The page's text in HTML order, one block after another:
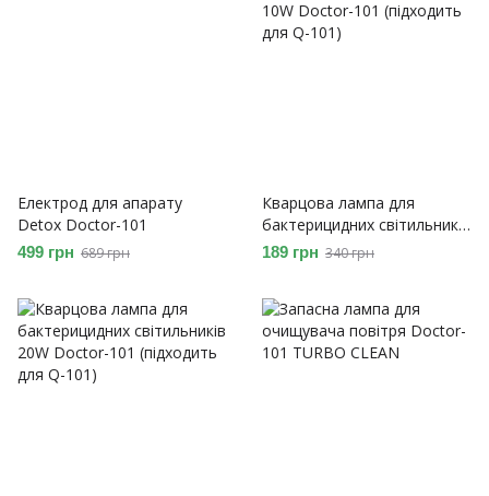
Електрод для апарату
Detox Doctor-101
499 грн 689 грн
Кварцова лампа для
бактерицидних світильників
10W Doctor-101 (підходить
для Q-101)
189 грн 340 грн